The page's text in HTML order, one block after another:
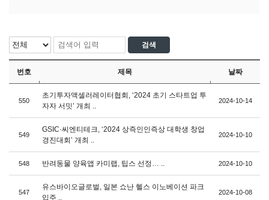
번호 제목 날짜
550
초기투자액셀러레이터협회, ‘2024 초기 스타트업 투
자자 서밋’ 개최 ..
2024-10-14
549
GSIC·씨엔티테크, ‘2024 상즉인인즉상 대학생 창업
경진대회’ 개최 ..
2024-10-10
548 반려동물 양육앱 카미랩, 팁스 선정… .. 2024-10-10
547
유스바이오글로벌, 일본 쇼난 헬스 이노베이션 파크
입주 ..
2024-10-08